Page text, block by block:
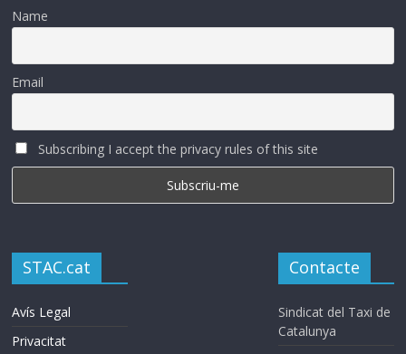
Name
Email
Subscribing I accept the privacy rules of this site
STAC.cat
Avís Legal
Privacitat
Contacte
Sindicat del Taxi de
Catalunya